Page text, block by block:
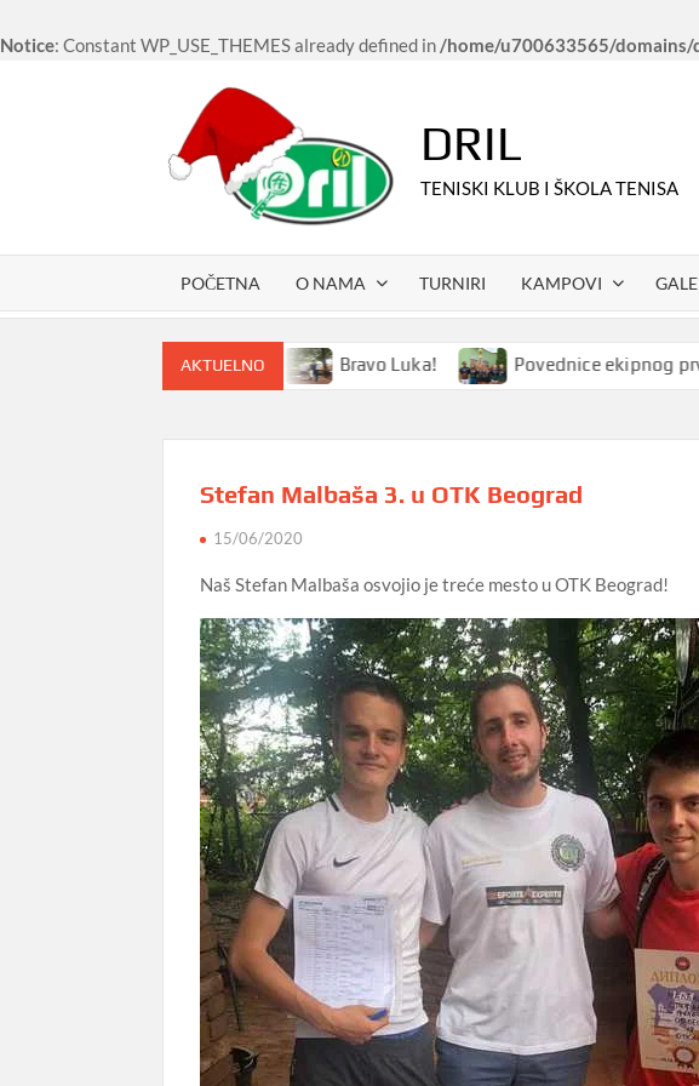
Notice: Constant WP_USE_THEMES already defined in/home/u700633565/domains/
DRIL
TENISKI KLUB I ŠKOLA TENISA
POČETNA O NAMA TURNIRI KAMPOVI
AKTUELNO
i u 2024. godini Bravo Luka! Povednice ekipnog
Stefan Malbaša 3. u OTK Beograd
15/06/2020
Naš Stefan Malbaša osvojio je treće mesto u OTK Beograd!